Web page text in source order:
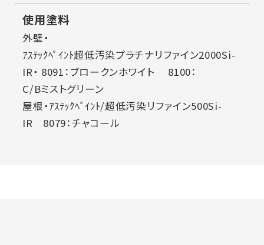
使用塗料
外壁・
ｱｽﾃｯｸﾍﾟｲﾝﾄ超低汚染プラチナリファイン2000Si-
IR・ 8091：ブロークンホワイト 8100：
C/Bミストグリーン
屋根・ｱｽﾃｯｸﾍﾟｲﾝﾄ/超低汚染リファイン500Si-
IR 8079：チャコール